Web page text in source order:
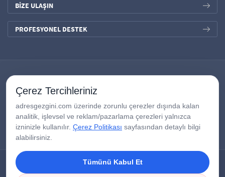
BİZE ULAŞIN
PROFESYONEL DESTEK
Çerez Tercihleriniz
adresgezgini.com üzerinde zorunlu çerezler dışında kalan
analitik, işlevsel ve reklam/pazarlama çerezleri yalnızca
izninizle kullanılır. Çerez Politikası sayfasından detaylı bilgi
alabilirsiniz.
Tümünü Kabul Et